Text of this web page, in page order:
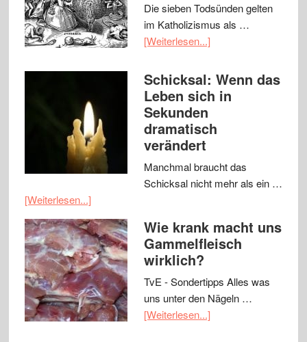
Die sieben Todsünden gelten
im Katholizismus als …
[Weiterlesen...]
Schicksal: Wenn das
Leben sich in
Sekunden
dramatisch
verändert
Manchmal braucht das
Schicksal nicht mehr als ein …
[Weiterlesen...]
Wie krank macht uns
Gammelfleisch
wirklich?
TvE - Sondertipps Alles was
uns unter den Nägeln …
[Weiterlesen...]